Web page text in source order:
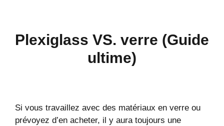
Plexiglass VS. verre (Guide
ultime)
Si vous travaillez avec des matériaux en verre ou
prévoyez d’en acheter, il y aura toujours une